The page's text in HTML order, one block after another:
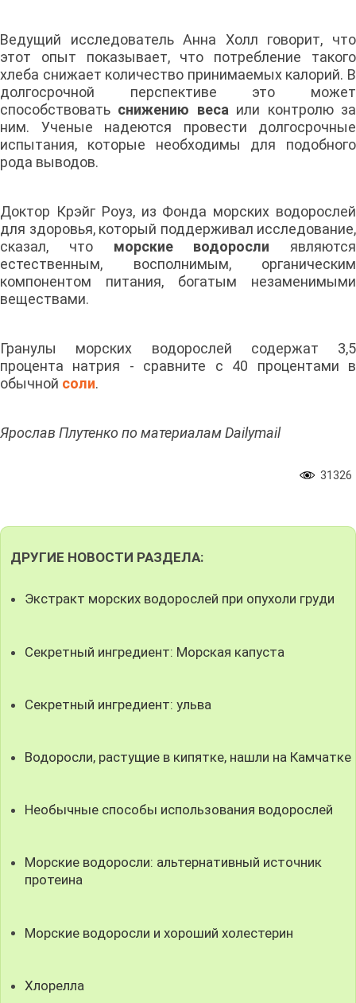
Ведущий исследователь Анна Холл говорит, что
этот опыт показывает, что потребление такого
хлеба снижает количество принимаемых калорий. В
долгосрочной перспективе это может
способствовать снижению весаили контролю за
ним. Ученые надеются провести долгосрочные
испытания, которые необходимы для подобного
рода выводов.
Доктор Крэйг Роуз, из Фонда морских водорослей
для здоровья, который поддерживал исследование,
сказал, что морские водоросли являются
естественным, восполнимым, органическим
компонентом питания, богатым незаменимыми
веществами.
Гранулы морских водорослей содержат 3,5
процента натрия - сравните с 40 процентами в
обычной соли.
Ярослав Плутенко по материалам Dailymail
31326
ДРУГИЕ НОВОСТИ РАЗДЕЛА:
Экстракт морских водорослей при опухоли груди
Секретный ингредиент: Морская капуста
Секретный ингредиент: ульва
Водоросли, растущие в кипятке, нашли на Камчатке
Необычные способы использования водорослей
Морские водоросли: альтернативный источник
протеина
Морские водоросли и хороший холестерин
Хлорелла